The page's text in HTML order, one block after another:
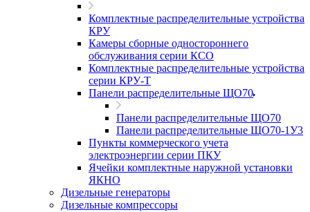
Комплектные распределительные устройства
КРУ
Камеры сборные одностороннего
обслуживания серии КСО
Комплектные распределительные устройства
серии КРУ-Т
Панели распределительные ЩО70
Панели распределительные ЩО70
Панели распределительные ЩО70-1У3
Пункты коммерческого учета
электроэнергии серии ПКУ
Ячейки комплектные наружной установки
ЯКНО
Дизельные генераторы
Дизельные компрессоры